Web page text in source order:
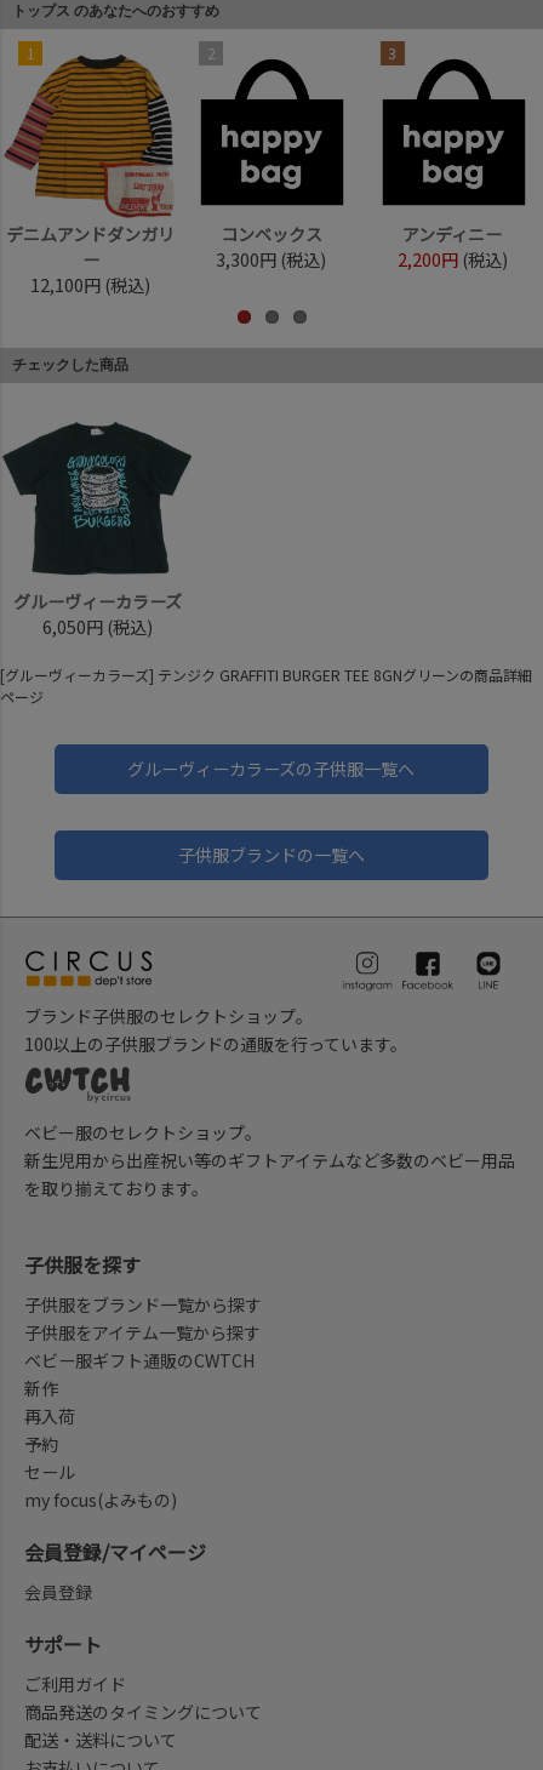
トップス のあなたへのおすすめ
1
デニムアンドダンガリ
ー
12,100円 (税込)
2
コンベックス
3,300円 (税込)
3
アンディニー
2,200円 (税込)
チェックした商品
グルーヴィーカラーズ
6,050円 (税込)
[グルーヴィーカラーズ] テンジク GRAFFITI BURGER TEE 8GNグリーンの商品詳細
ページ
グルーヴィーカラーズの子供服一覧へ
子供服ブランドの一覧へ
ブランド子供服のセレクトショップ。
100以上の子供服ブランドの通販を行っています。
ベビー服のセレクトショップ。
新生児用から出産祝い等のギフトアイテムなど多数のベビー用品
を取り揃えております。
子供服を探す
子供服をブランド一覧から探す
子供服をアイテム一覧から探す
ベビー服ギフト通販のCWTCH
新作
再入荷
予約
セール
my focus(よみもの)
会員登録/マイページ
会員登録
サポート
ご利用ガイド
商品発送のタイミングについて
配送・送料について